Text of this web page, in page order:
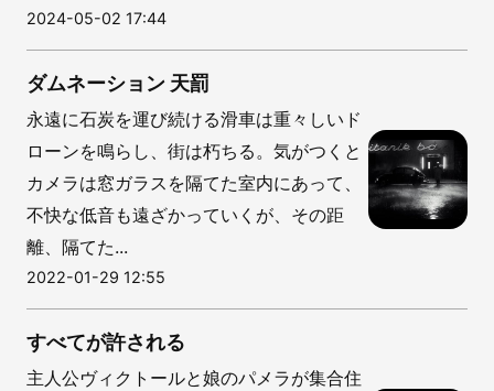
2024-05-02 17:44
ダムネーション 天罰
永遠に石炭を運び続ける滑車は重々しいド
ローンを鳴らし、街は朽ちる。気がつくと
カメラは窓ガラスを隔てた室内にあって、
不快な低音も遠ざかっていくが、その距
離、隔てた...
2022-01-29 12:55
すべてが許される
主人公ヴィクトールと娘のパメラが集合住